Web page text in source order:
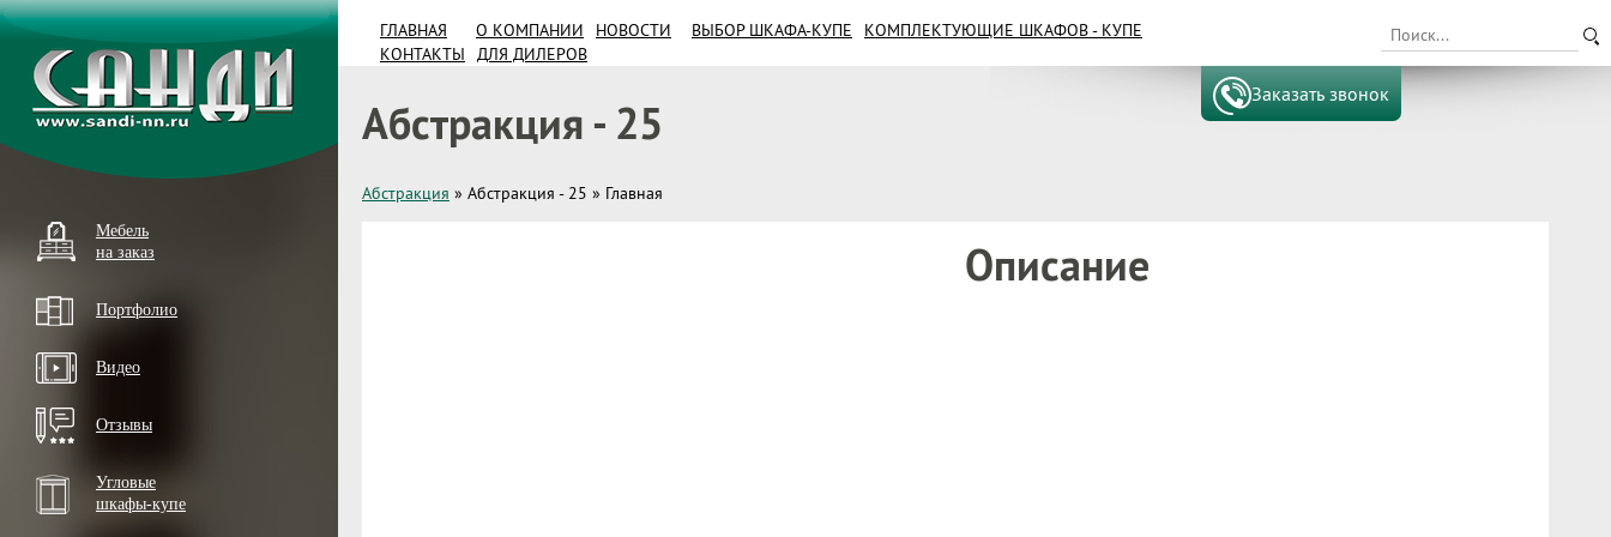
Мебель
на заказ
Портфолио
Видео
Отзывы
Угловые
шкафы-купе
ГЛАВНАЯ О КОМПАНИИ НОВОСТИ ВЫБОР ШКАФА-КУПЕ
КОМПЛЕКТУЮЩИЕ ШКАФОВ - КУПЕ
КОНТАКТЫ
ДЛЯ ДИЛЕРОВ
Заказать звонок
Абстракция - 25
Абстракция » Абстракция - 25 » Главная
Описание